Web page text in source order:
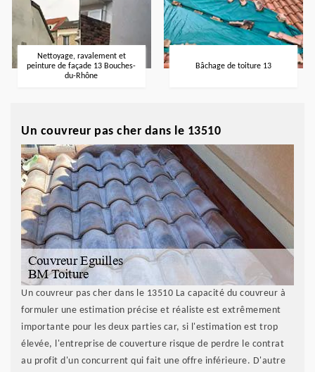
Nettoyage, ravalement et
peinture de façade 13 Bouches-
du-Rhône
Bâchage de toiture 13
Un couvreur pas cher dans le 13510
Un couvreur pas cher dans le 13510 La capacité du couvreur à
formuler une estimation précise et réaliste est extrêmement
importante pour les deux parties car, si l'estimation est trop
élevée, l'entreprise de couverture risque de perdre le contrat
au profit d'un concurrent qui fait une offre inférieure. D'autre